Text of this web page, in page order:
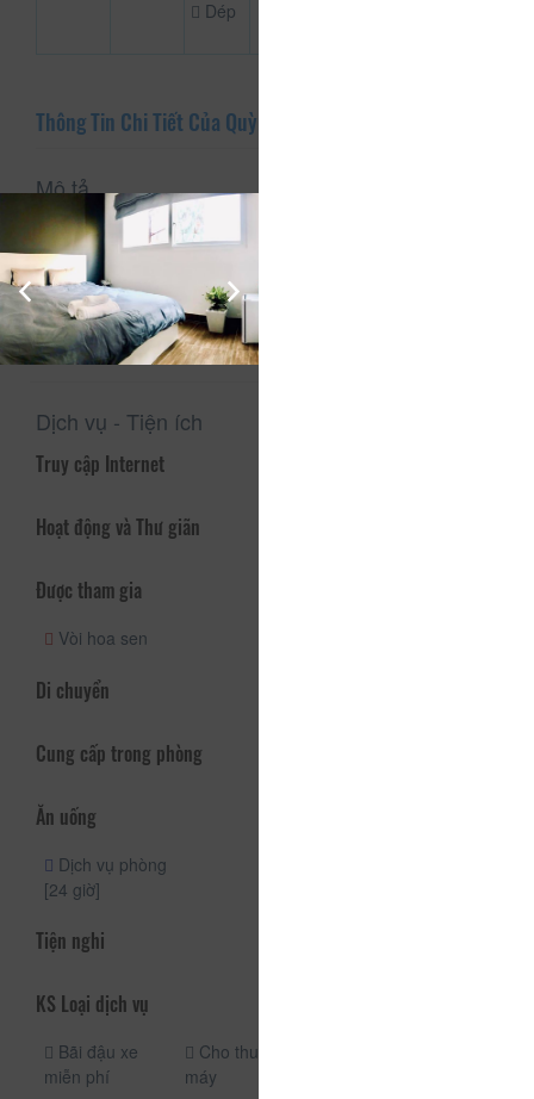
Dép
Thông Tin Chi Tiết Của Quỳnh Anh
Mô tả
Quỳnh Anh nằm ở vị trí ngay trung tâm thành phố, với góc
nhìn toàn cảnh chợ Đà Lạt, hồ Xuân Hương đến quảng
trường Lâm Viên. Với cơ sở hạ tầng được nâng cấp đầy đủ
tiện nghi, các dịch vụ chăm sóc khách hàng luôn được đặt
lên hàng đầu và đội ngũ nhân viên tận tình được đào tạo
nghiệp vụ tốt luôn sẵn sàng chào đón các ban.
Dịch vụ - Tiện ích
Truy cập Internet
Hoạt động và Thư giãn
Được tham gia
Vòi hoa sen
Di chuyển
Cung cấp trong phòng
Ăn uống
Dịch vụ phòng
[24 giờ]
Tiện nghi
KS Loại dịch vụ
Bãi đậu xe
miễn phí
Cho thuê xe
máy